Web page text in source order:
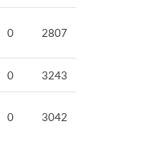
0 2807
0 3243
0 3042